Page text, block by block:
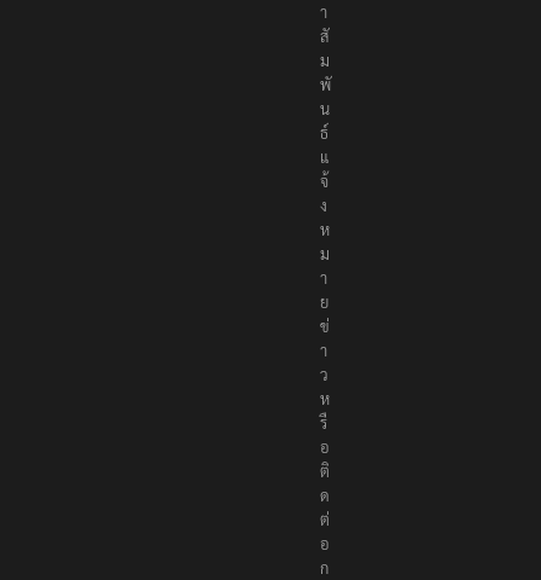
า
สั
ม
พั
น
ธ์
แ
จ้
ง
ห
ม
า
ย
ข่
า
ว
ห
รื
อ
ติ
ด
ต่
อ
ก